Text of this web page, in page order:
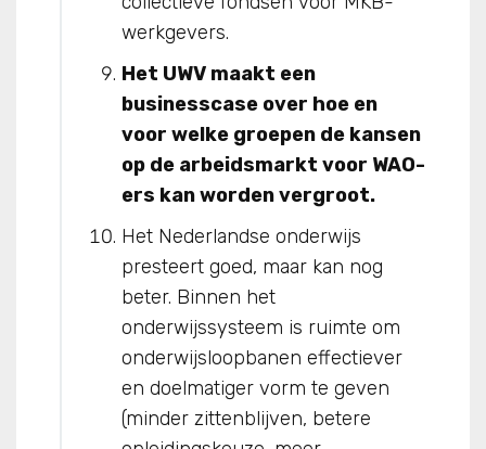
werkgevers.
Het UWV maakt een
businesscase over hoe en
voor welke groepen de kansen
op de arbeidsmarkt voor WAO-
ers kan worden vergroot.
Het Nederlandse onderwijs
presteert goed, maar kan nog
beter. Binnen het
onderwijssysteem is ruimte om
onderwijsloopbanen effectiever
en doelmatiger vorm te geven
(minder zittenblijven, betere